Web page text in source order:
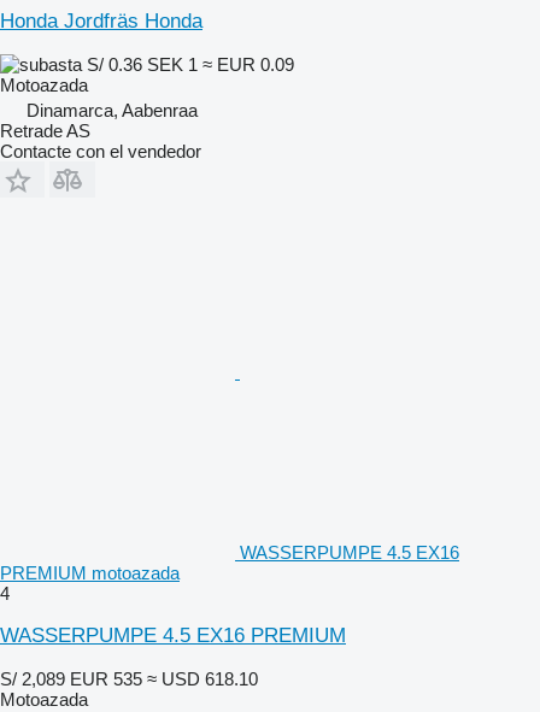
Honda Jordfräs Honda
S/ 0.36 SEK 1 ≈ EUR 0.09
Motoazada
Dinamarca, Aabenraa
Retrade AS
Contacte con el vendedor
WASSERPUMPE 4.5 EX16
PREMIUM motoazada
4
WASSERPUMPE 4.5 EX16 PREMIUM
S/ 2,089 EUR 535 ≈ USD 618.10
Motoazada